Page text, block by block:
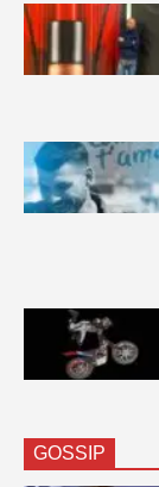
GOSSIP